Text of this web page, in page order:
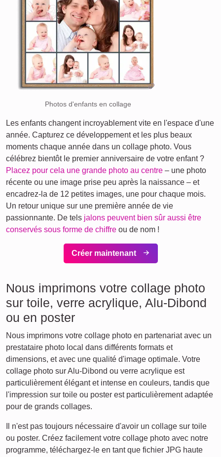
Photos d'enfants en collage
Les enfants changent incroyablement vite en l'espace d'une
année. Capturez ce développement et les plus beaux
moments chaque année dans un collage photo. Vous
célébrez bientôt le premier anniversaire de votre enfant ?
Placez pour cela une grande photo au centre – une photo
récente ou une image prise peu après la naissance – et
encadrez-la de 12 petites images, une pour chaque mois.
Un retour unique sur une première année de vie
passionnante. De tels jalons peuvent bien sûr aussi être
conservés sous forme de chiffre ou de nom !
Créer maintenant
Nous imprimons votre collage photo
sur toile, verre acrylique, Alu-Dibond
ou en poster
Nous imprimons votre collage photo en partenariat avec un
prestataire photo local dans différents formats et
dimensions, et avec une qualité d'image optimale. Votre
collage photo sur Alu-Dibond ou verre acrylique est
particulièrement élégant et intense en couleurs, tandis que
l'impression sur toile ou poster est particulièrement adaptée
pour de grands collages.
Il n'est pas toujours nécessaire d'avoir un collage sur toile
ou poster. Créez facilement votre collage photo avec notre
programme, téléchargez-le en tant que fichier JPG haute